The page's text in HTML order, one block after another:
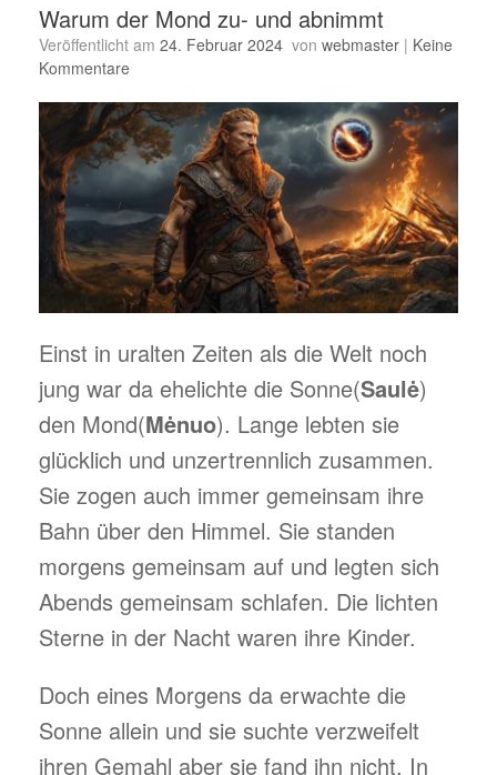
Warum der Mond zu- und abnimmt
Veröffentlicht am 24. Februar 2024 von webmaster | Keine
Kommentare
Einst in uralten Zeiten als die Welt noch
jung war da ehelichte die Sonne(Saulė)
den Mond(Mėnuo). Lange lebten sie
glücklich und unzertrennlich zusammen.
Sie zogen auch immer gemeinsam ihre
Bahn über den Himmel. Sie standen
morgens gemeinsam auf und legten sich
Abends gemeinsam schlafen. Die lichten
Sterne in der Nacht waren ihre Kinder.
Doch eines Morgens da erwachte die
Sonne allein und sie suchte verzweifelt
ihren Gemahl aber sie fand ihn nicht. In